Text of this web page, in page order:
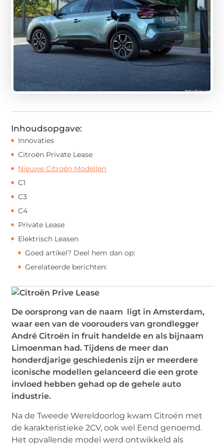
Inhoudsopgave:
Innovaties
Citroën Private Lease
Nieuwe Citroën Modellen
C1
C3
C4
Private Lease
Elektrisch Leasen
Goed artikel? Deel hem dan op:
Gerelateerde berichten:
De oorsprong van de naam ligt in Amsterdam,
waar een van de voorouders van grondlegger
André Citroën in fruit handelde en als bijnaam
Limoenman had. Tijdens de meer dan
honderdjarige geschiedenis zijn er meerdere
iconische modellen gelanceerd die een grote
invloed hebben gehad op de gehele auto
industrie.
Na de Tweede Wereldoorlog kwam Citroën met
de karakteristieke 2CV, ook wel Eend genoemd.
Het opvallende model werd ontwikkeld als